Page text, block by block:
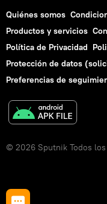
Quiénes somos
Productos y servicios
Política de Privacidad
Protección de datos
Preferencias de
© 2026 Sputnik Todos